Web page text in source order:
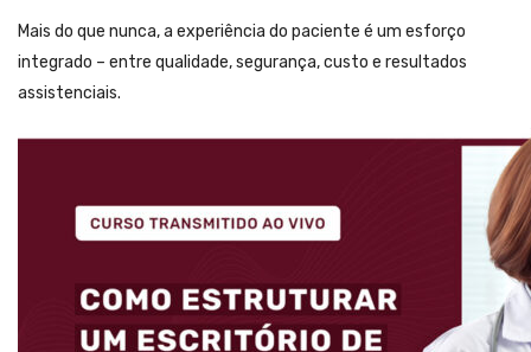
Mais do que nunca, a experiência do paciente é um esforço
integrado – entre qualidade, segurança, custo e resultados
assistenciais.